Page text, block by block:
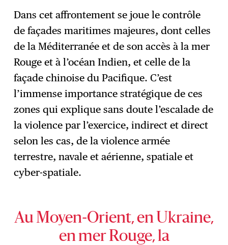
Dans cet affrontement se joue le contrôle
de façades maritimes majeures, dont celles
de la Méditerranée et de son accès à la mer
Rouge et à l’océan Indien, et celle de la
façade chinoise du Pacifique. C’est
l’immense importance stratégique de ces
zones qui explique sans doute l’escalade de
la violence par l’exercice, indirect et direct
selon les cas, de la violence armée
terrestre, navale et aérienne, spatiale et
cyber-spatiale.
Au Moyen-Orient, en Ukraine,
en mer Rouge, la